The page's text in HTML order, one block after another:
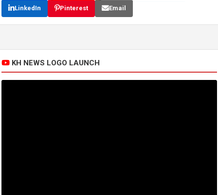
LinkedIn Pinterest Email
KH NEWS LOGO LAUNCH